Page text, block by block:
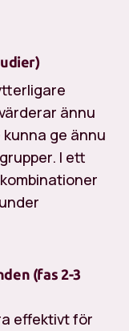
ännu
ge ännu
I ett
(fas 2-3
effektivt för